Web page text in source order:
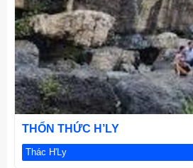
THỔN THỨC H’LY
Thác H'Ly
CHI TIẾT